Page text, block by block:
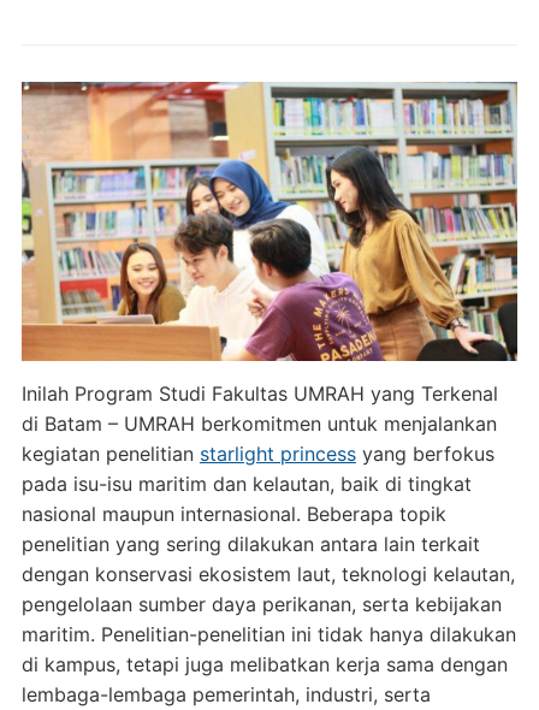
Inilah Program Studi Fakultas UMRAH yang Terkenal
di Batam – UMRAH berkomitmen untuk menjalankan
kegiatan penelitian starlight princessyang berfokus
pada isu-isu maritim dan kelautan, baik di tingkat
nasional maupun internasional. Beberapa topik
penelitian yang sering dilakukan antara lain terkait
dengan konservasi ekosistem laut, teknologi kelautan,
pengelolaan sumber daya perikanan, serta kebijakan
maritim. Penelitian-penelitian ini tidak hanya dilakukan
di kampus, tetapi juga melibatkan kerja sama dengan
lembaga-lembaga pemerintah, industri, serta